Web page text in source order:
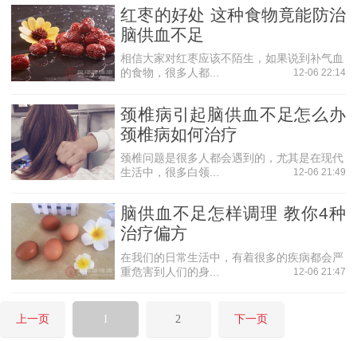
红枣的好处 这种食物竟能防治
脑供血不足
相信大家对红枣应该不陌生，如果说到补气血
的食物，很多人都...
12-06 22:14
颈椎病引起脑供血不足怎么办
颈椎病如何治疗
颈椎问题是很多人都会遇到的，尤其是在现代
生活中，很多白领...
12-06 21:49
脑供血不足怎样调理 教你4种
治疗偏方
在我们的日常生活中，有着很多的疾病都会严
重危害到人们的身...
12-06 21:47
上一页 1 2 下一页